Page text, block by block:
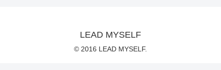
LEAD MYSELF
© 2016 LEAD MYSELF.